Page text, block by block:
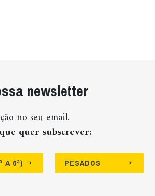
newsletter
no seu email.
quer subscrever:
A 6ª) PESADOS